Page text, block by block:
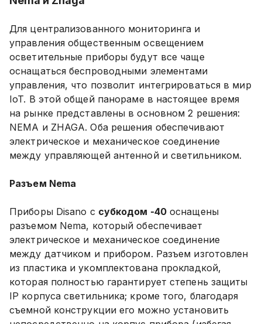
Для централизованного мониторинга и
управления общественным освещением
осветительные приборы будут все чаще
оснащаться беспроводными элементами
управления, что позволит интегрироваться в мир
IoT. В этой общей панораме в настоящее время
на рынке представлены в основном 2 решения:
NEMA и ZHAGA. Оба решения обеспечивают
электрическое и механическое соединение
между управляющей антенной и светильником.
Разъем Nema
Приборы Disano с субкодом -40оснащены
разъемом Nema, который обеспечивает
электрическое и механическое соединение
между датчиком и прибором. Разъем изготовлен ​​
из пластика и укомплектована прокладкой,
которая полностью гарантирует степень защиты
IP корпуса светильника; кроме того, благодаря
съемной конструкции его можно установить